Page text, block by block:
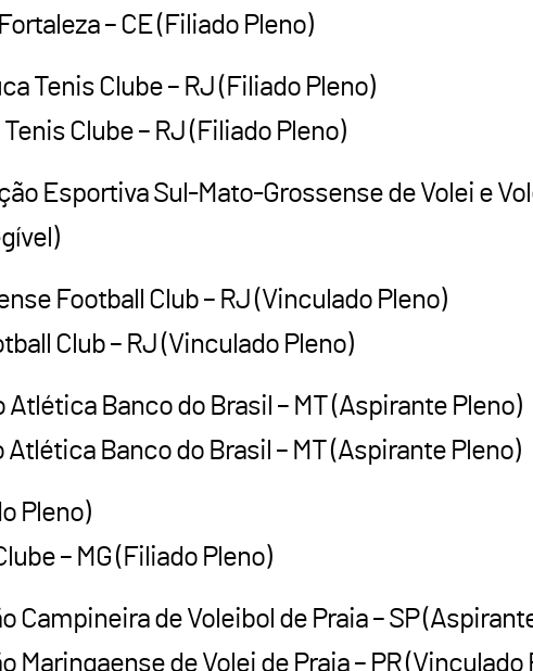
– CE (Filiado Pleno)
Tenis Clube – RJ (Filiado Pleno)
Clube – RJ (Filiado Pleno)
Esportiva Sul-Mato-Grossense de Volei e
Football Club – RJ (Vinculado Pleno)
Club – RJ (Vinculado Pleno)
Banco do Brasil – MT (Aspirante Pleno)
Banco do Brasil – MT (Aspirante Pleno)
Pleno)
– MG (Filiado Pleno)
Campineira de Voleibol de Praia – SP
de Volei de Praia – PR (Vinculado